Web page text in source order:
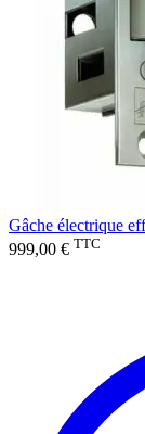
Gâche électrique
999,00 € TTC